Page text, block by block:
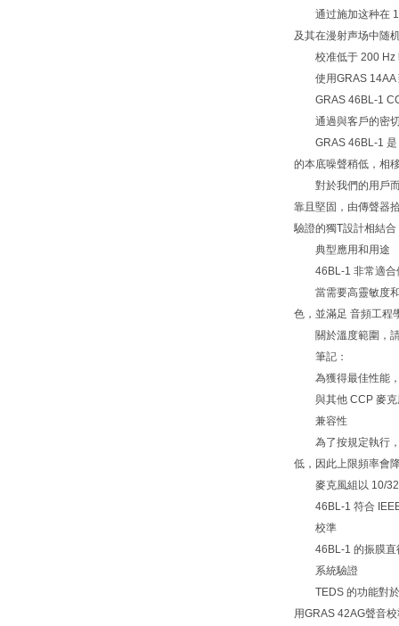
通过施加这种在
及其在漫射声场中随
校准低于 200 Hz
使用GRAS 14AA
GRAS 46BL-1
通過與客戶的密切
GRAS 46BL-1 是
的本底噪聲稍低，相
對於我們的用戶而
靠且堅固，由傳聲器
驗證的獨T設計相結
典型應用和用途
46BL-1 非常適合便
當需要高靈敏度和
色，並滿足 音頻工程
關於溫度範圍，請
筆記：
為獲得最佳性能，
與其他 CCP 麥克
兼容性
為了按規定執行，
低，因此上限頻率會
麥克風組以 10/32
46BL-1 符合 IEEE
校準
46BL-1 的振膜直徑
系統驗證
TEDS 的功能對於
用GRAS 42AG聲音